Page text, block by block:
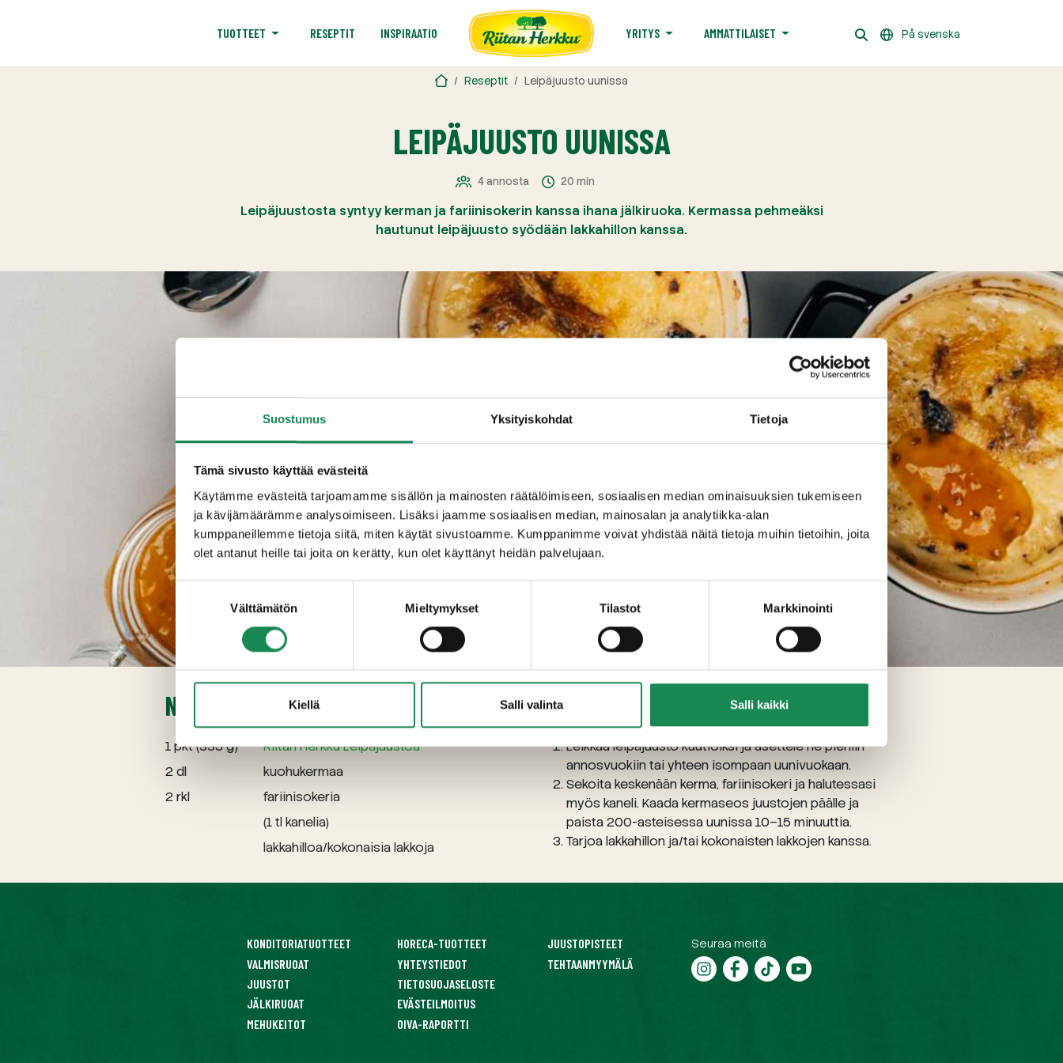
Suostumus Yksityiskohdat Tietoja
Tämä sivusto käyttää evästeitä
Käytämme evästeitä tarjoamamme sisällön ja mainosten räätälöimiseen, sosiaalisen median ominaisuuksien tukemiseen
ja kävijämäärämme analysoimiseen. Lisäksi jaamme sosiaalisen median, mainosalan ja analytiikka-alan
kumppaneillemme tietoja siitä, miten käytät sivustoamme. Kumppanimme voivat yhdistää näitä tietoja muihin tietoihin, joita
olet antanut heille tai joita on kerätty, kun olet käyttänyt heidän palvelujaan.
Välttämätön Mieltymykset Tilastot Markkinointi
Kiellä Salli valinta Salli kaikki
TUOTTEET RESEPTIT INSPIRAATIO YRITYS AMMATTILAISET På svenska
Reseptit Leipäjuusto uunissa
LEIPÄJUUSTO UUNISSA
4 annosta 20 min
Leipäjuustosta syntyy kerman ja fariinisokerin kanssa ihana jälkiruoka. Kermassa pehmeäksi
hautunut leipäjuusto syödään lakkahillon kanssa.
NÄITÄ TARVITSET:
1 pkt (335 g)
Riitan Herkku Leipäjuustoa
2 dl
kuohukermaa
2 rkl
fariinisokeria
(1 tl kanelia)
lakkahilloa/kokonaisia lakkoja
TEE NÄIN:
Leikkaa leipäjuusto kuutioiksi ja asettele ne pieniin
annosvuokiin tai yhteen isompaan uunivuokaan.
Sekoita keskenään kerma, fariinisokeri ja halutessasi
myös kaneli. Kaada kermaseos juustojen päälle ja
paista 200-asteisessa uunissa 10–15 minuuttia.
Tarjoa lakkahillon ja/tai kokonaisten lakkojen kanssa.
KONDITORIATUOTTEET
VALMISRUOAT
JUUSTOT
JÄLKIRUOAT
MEHUKEITOT
HORECA-TUOTTEET
YHTEYSTIEDOT
TIETOSUOJASELOSTE
EVÄSTEILMOITUS
OIVA-RAPORTTI
JUUSTOPISTEET
TEHTAANMYYMÄLÄ
Seuraa meitä